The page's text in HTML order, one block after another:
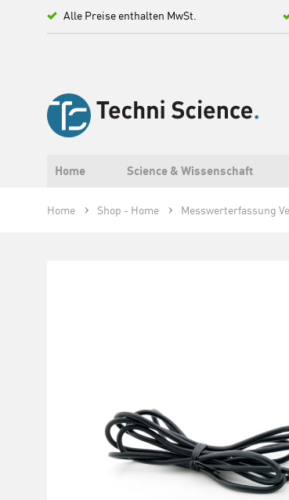
Alle Preise enthalten MwSt.
Home Science & Wissenschaft
Home Shop - Home Messwerterfassung